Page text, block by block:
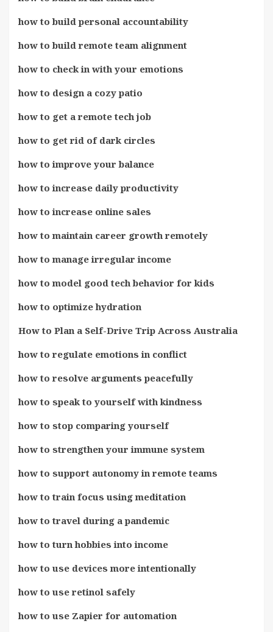
how to build personal accountability
how to build remote team alignment
how to check in with your emotions
how to design a cozy patio
how to get a remote tech job
how to get rid of dark circles
how to improve your balance
how to increase daily productivity
how to increase online sales
how to maintain career growth remotely
how to manage irregular income
how to model good tech behavior for kids
how to optimize hydration
How to Plan a Self-Drive Trip Across Australia
how to regulate emotions in conflict
how to resolve arguments peacefully
how to speak to yourself with kindness
how to stop comparing yourself
how to strengthen your immune system
how to support autonomy in remote teams
how to train focus using meditation
how to travel during a pandemic
how to turn hobbies into income
how to use devices more intentionally
how to use retinol safely
how to use Zapier for automation